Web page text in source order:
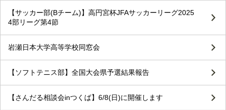
【サッカー部(Bチーム)】高円宮杯JFAサッカーリーグ2025
4部リーグ第4節
岩瀬日本大学高等学校同窓会
【ソフトテニス部】全国大会県予選結果報告
【さんだる相談会inつくば】6/8(日)に開催します